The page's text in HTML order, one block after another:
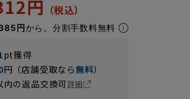
円
円から。分割手数料無料
pt獲得
円（店舗受取なら無料）
内の返品交換可詳細